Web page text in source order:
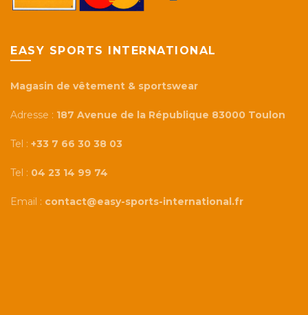
EASY SPORTS INTERNATIONAL
Magasin de vêtement & sportswear
Adresse : 187 Avenue de la République 83000 Toulon
Tel : +33 7 66 30 38 03
Tel : 04 23 14 99 74
Email : contact@easy-sports-international.fr